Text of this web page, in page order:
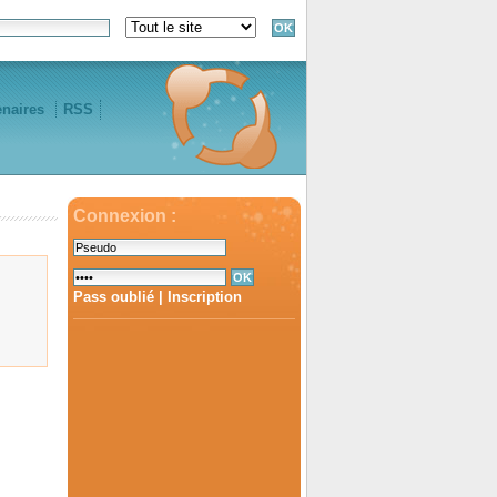
RSS
Connexion :
Pass oublié Inscription